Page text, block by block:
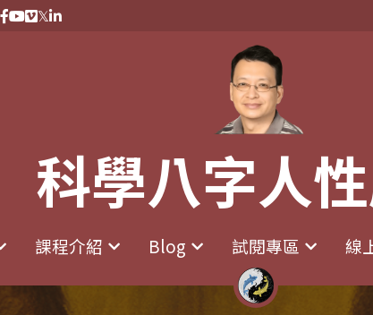
科學八字人
課程介紹 Blog 試閱專區 線
科學八字人
課程介紹 Blog 試閱專區 線